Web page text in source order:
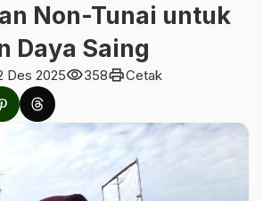
Non-Tunai untuk
Daya Saing
Des 2025visibility358printCetak